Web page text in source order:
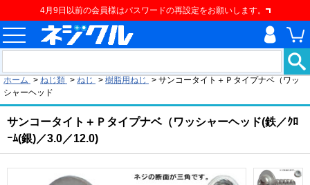
4月9日以前の会員様はパスワードの再設定をお願いします。
ホーム > ねじ類 > ねじ > 樹脂用ねじ > サンコータイト＋Ｐタイプナベ（ワッ
シャーヘッド
サンコータイト＋Ｐタイプナベ（ワッシャーヘッド(鉄／ｸﾛ
ｰﾑ(銀)／3.0／12.0)